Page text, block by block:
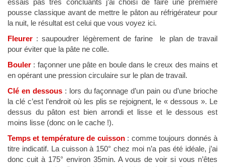
essais pas très concluants j’ai choisi de faire une première
pousse classique avant de mettre le pâton au réfrigérateur pour
la nuit, le résultat est celui que vous voyez ici.
Fleurer : saupoudrer légèrement de farine le plan de travail
pour éviter que la pâte ne colle.
Bouler : façonner une pâte en boule dans le creux des mains et
en opérant une pression circulaire sur le plan de travail.
Clé en dessous: lors du façonnage d’un pain ou d’une brioche
la clé c’est l’endroit où les plis se rejoignent, le « dessous ». Le
dessus du pâton est bien arrondi et lisse et le dessous est
moins lisse (donc on le cache !).
Temps et température de cuisson: comme toujours donnés à
titre indicatif. La cuisson à 150° chez moi n’a pas été idéale, j’ai
donc cuit à 175° environ 35min. A vous de voir si vous n’êtes